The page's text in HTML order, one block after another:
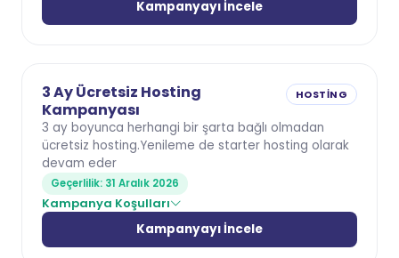
Kampanyayı İncele
3 Ay Ücretsiz Hosting
Kampanyası
HOSTING
3 ay boyunca herhangi bir şarta bağlı olmadan
ücretsiz hosting.Yenileme de starter hosting olarak
devam eder
Geçerlilik: 31 Aralık 2026
Kampanya Koşulları
Kampanyayı İncele